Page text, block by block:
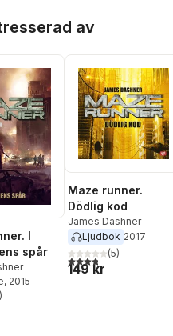
av
I
spår
, 2015
Totalt antal röster:
)
Maze runner.
Dödlig kod
James Dashner
Ljudbok 2017
3,8utav 5 stjärnor.
(5)
149 kr